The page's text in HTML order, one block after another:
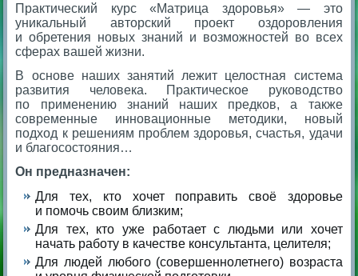
Практический курс «Матрица здоровья» — это
уникальный авторский проект оздоровления
и обретения новых знаний и возможностей во всех
сферах вашей жизни.
В основе наших занятий лежит целостная система
развития человека. Практическое руководство
по применению знаний наших предков, а также
современные инновационные методики, новый
подход к решениям проблем здоровья, счастья, удачи
и благосостояния…
Он предназначен:
Для тех, кто хочет поправить своё здоровье
и помочь своим близким;
Для тех, кто уже работает с людьми или хочет
начать работу в качестве консультанта, целителя;
Для людей любого (совершеннолетнего) возраста